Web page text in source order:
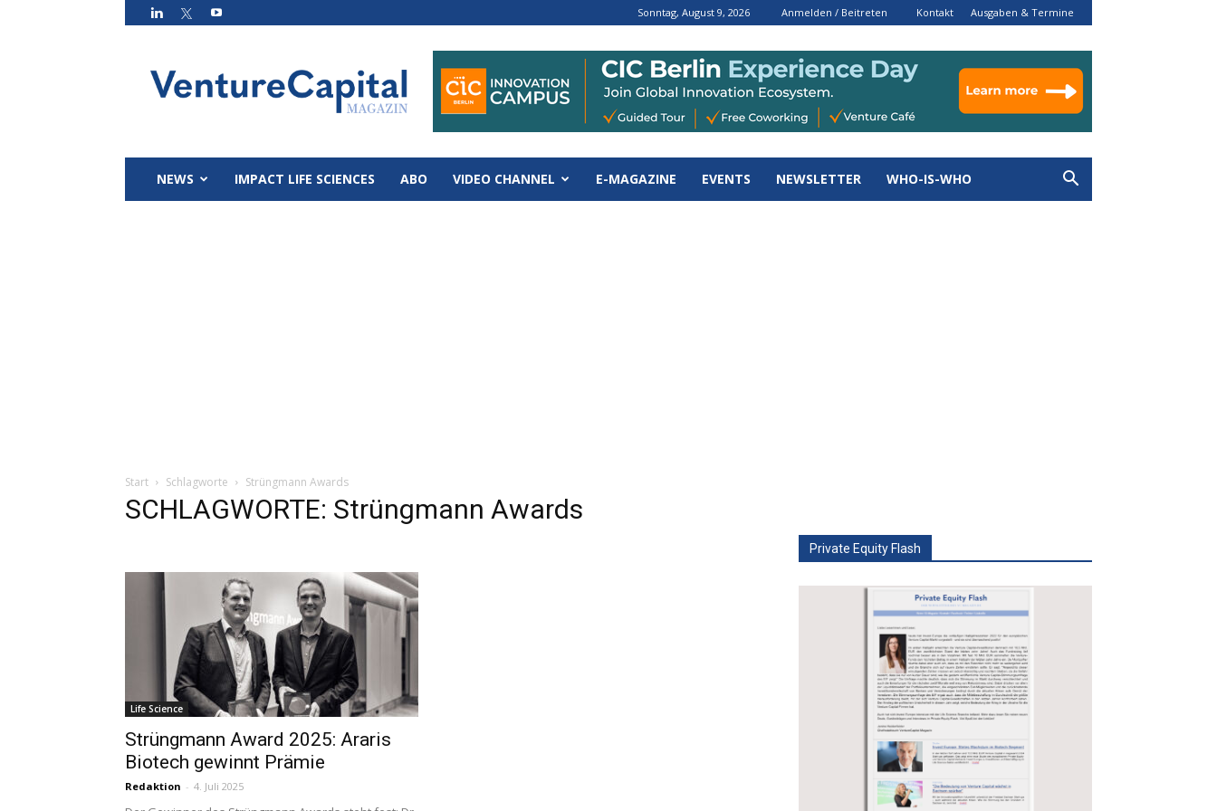
Sonntag, August 9, 2026 Anmelden / Beitreten Kontakt Ausgaben & Termine
Magazin
NEWS IMPACT LIFE SCIENCES ABO VIDEO CHANNEL E-MAGAZINE EVENTS NEWSLETTER WHO-IS-WHO
Start Schlagworte Strüngmann Awards
SCHLAGWORTE: Strüngmann Awards
Life Science
Strüngmann Award 2025: Araris
Biotech gewinnt Prämie
Redaktion - 4. Juli 2025
Private Equity Flash